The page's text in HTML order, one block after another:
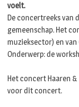
voelt.
De concertreeks van
gemeenschap. Het
muzieksector) en
Onderwerp: de
Het concert Haaren
voor dit concert.